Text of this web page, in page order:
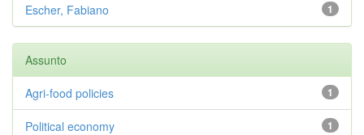
1
Escher, Fabiano
Assunto
1
Agri-food policies
1
Political economy